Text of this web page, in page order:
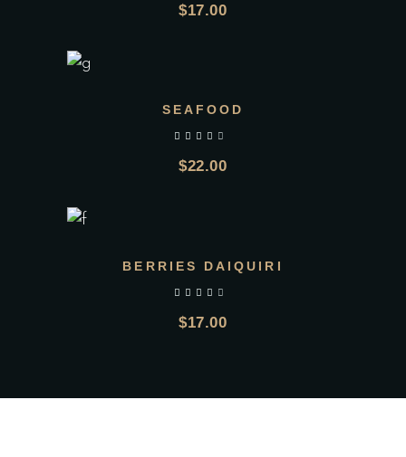
$17.00
SEAFOOD
$22.00
BERRIES DAIQUIRI
$17.00